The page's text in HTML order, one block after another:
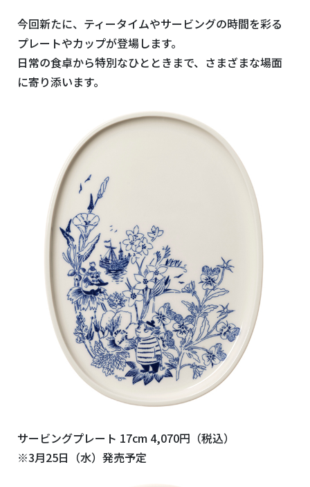
今回新たに、ティータイムやサービングの時間を彩る
プレートやカップが登場します。
日常の食卓から特別なひとときまで、さまざまな場面
に寄り添います。
サービングプレート 17cm 4,070円（税込）
※3月25日（水）発売予定